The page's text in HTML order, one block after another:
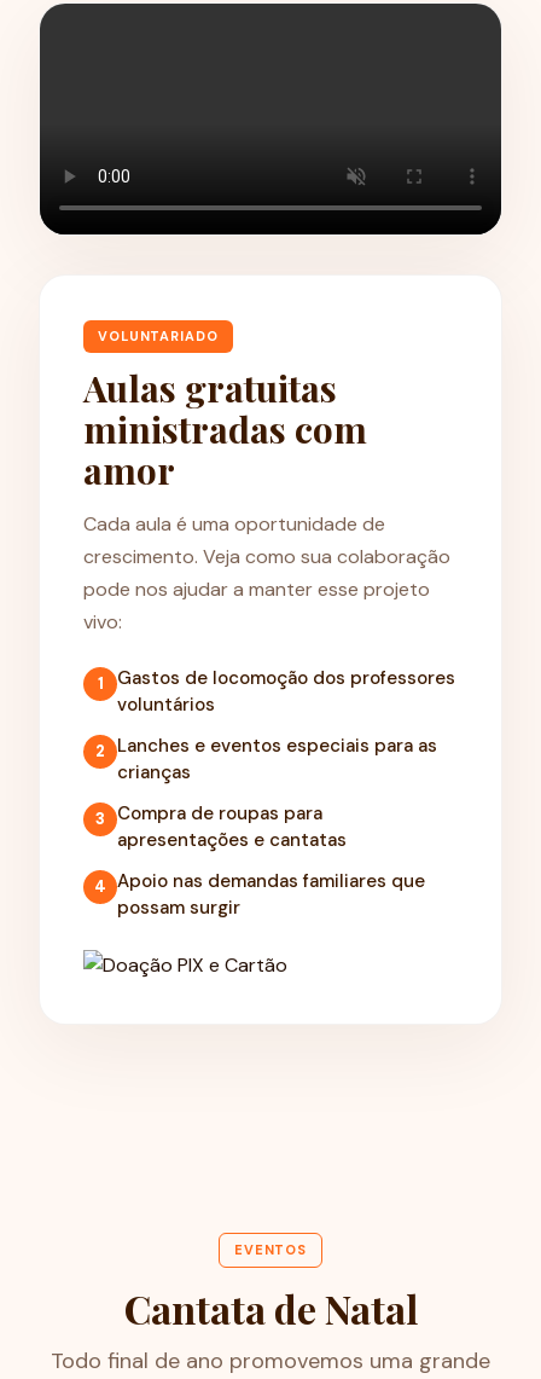
VOLUNTARIADO
Aulas gratuitas
ministradas com
amor
Cada aula é uma oportunidade de
crescimento. Veja como sua colaboração
pode nos ajudar a manter esse projeto
vivo:
1
Gastos de locomoção dos professores
voluntários
2
Lanches e eventos especiais para as
crianças
3
Compra de roupas para
apresentações e cantatas
4 Apoio nas demandas familiares que
possam surgir
EVENTOS
Cantata de Natal
Todo final de ano promovemos uma grande